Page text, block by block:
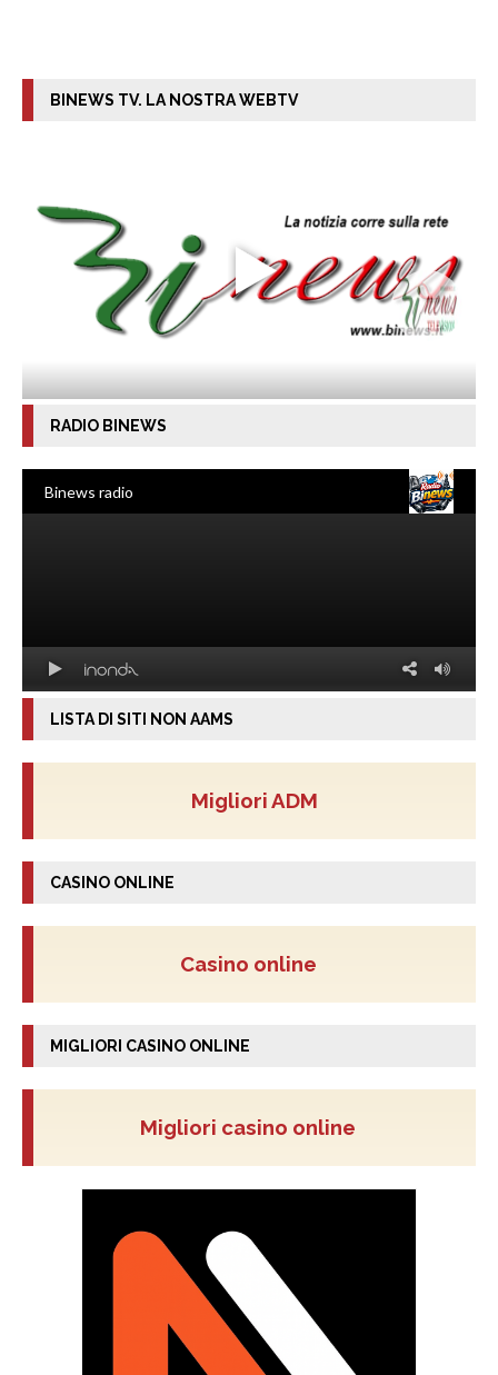
BINEWS TV. LA NOSTRA WEBTV
RADIO BINEWS
LISTA DI SITI NON AAMS
Migliori ADM
CASINO ONLINE
Casino online
MIGLIORI CASINO ONLINE
Migliori casino online